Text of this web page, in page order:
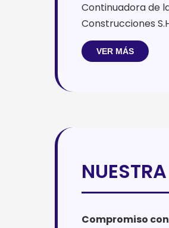
Continuadora de
Construcciones
VER MÁS
Compromiso